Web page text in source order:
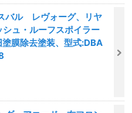
バル レヴォーグ、リヤ
ュ・ルーフスポイラー
膜除去塗装、型式:DBA